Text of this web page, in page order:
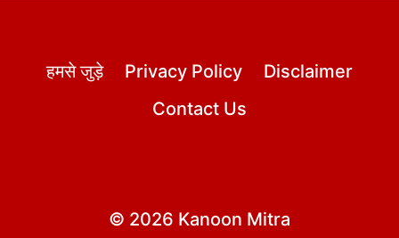
हमसे जुड़े Privacy Policy
Disclaimer
Contact Us
© 2026 Kanoon Mitra